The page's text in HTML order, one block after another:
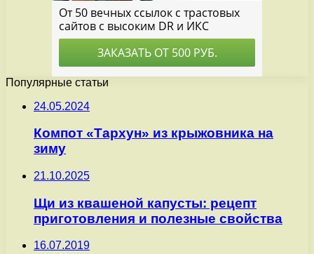
Популярные статьи
24.05.2024
Компот «Тархун» из крыжовника на
зиму
21.10.2025
Щи из квашеной капусты: рецепт
приготовления и полезные свойства
16.07.2019